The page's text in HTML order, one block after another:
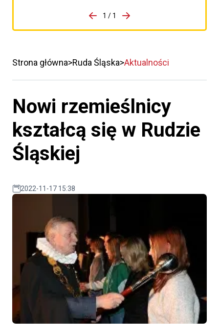
porzpedniego komunikatu
1 / 1
Przejdź do następnego
Strona główna Ruda Śląska Aktualności
Nowi rzemieślnicy
kształcą się w Rudzie
Śląskiej
2022-11-17 15:38